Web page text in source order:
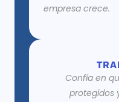
empresa crece.
Confía en
protegidos